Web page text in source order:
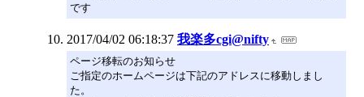
です
2017/04/02 06:18:37 我楽多cgi@nifty
ページ移転のお知らせ
ご指定のホームページは下記のアドレスに移動しまし
た。